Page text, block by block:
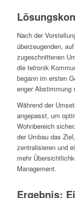
Nach der
überzeugenden,
zugeschnittenen
die tetronik
begann im ersten
enger Abstimmung
Während der
angepasst, um
Wohnbereich
der Umbau das
zentralisieren und
mehr
Management.
Ergebnis: